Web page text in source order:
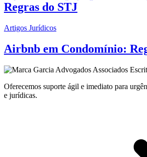
Regras do STJ
Artigos Jurídicos
Airbnb em Condomínio:
Oferecemos suporte ágil e imediato para
e jurídicas.